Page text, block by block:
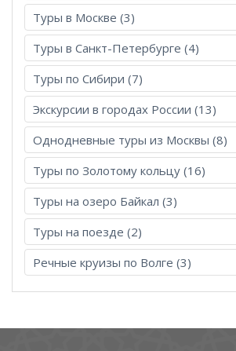
Туры в Москве (3)
Туры в Санкт-Петербурге (4)
Туры по Сибири (7)
Экскурсии в городах России (13)
Однодневные туры из Москвы (8)
Туры по Золотому кольцу (16)
Туры на озеро Байкал (3)
Туры на поезде (2)
Речные круизы по Волге (3)